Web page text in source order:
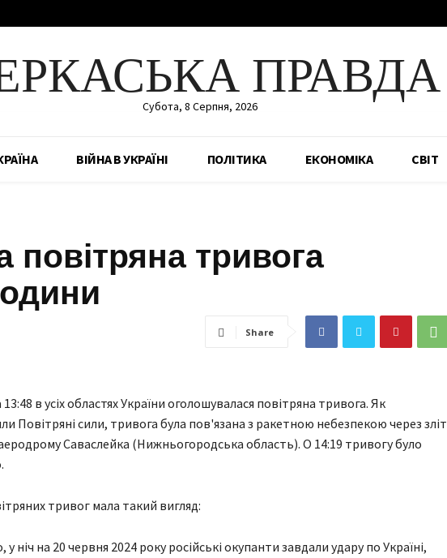
ПРАВДА
Субота, 8 Серпня, 2026
ВІЙНА В УКРАЇНІ ПОЛІТИКА ЕКОНОМІКА СВІТ
повітряна тривога
Share
в усіх областях України оголошувалася повітряна тривога. Як
Повітряні сили, тривога була пов'язана з ракетною небезпекою через зліт
Саваслейка (Нижньогородська область). О 14:19 тривогу було
тривог мала такий вигляд:
у ніч на 20 червня 2024 року російські окупанти завдали удару по Україні,